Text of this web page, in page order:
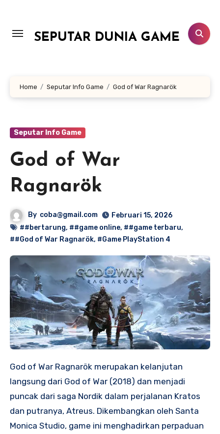
konten
SEPUTAR DUNIA GAME
Home Seputar Info Game God of War Ragnarök
Seputar Info Game
God of War
Ragnarök
By coba@gmail.com
Februari 15, 2026
##bertarung, ##game online, ##game terbaru,
##God of War Ragnarök, #Game PlayStation 4
God of War Ragnarök merupakan kelanjutan
langsung dari God of War (2018) dan menjadi
puncak dari saga Nordik dalam perjalanan Kratos
dan putranya, Atreus. Dikembangkan oleh Santa
Monica Studio, game ini menghadirkan perpaduan